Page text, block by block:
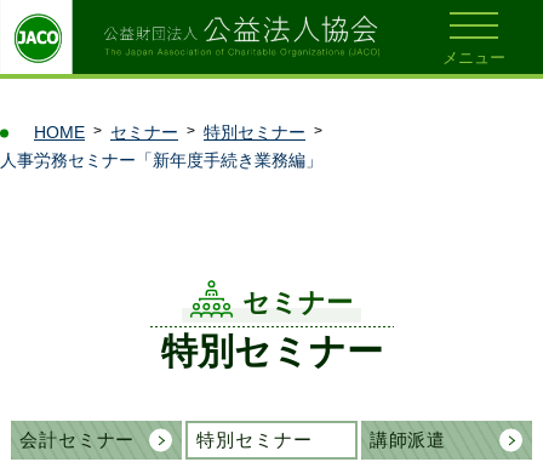
メニュー
HOME セミナー
特別セミナー
人事労務セミナー「新年度手続き業務編」
セミナー
特別セミナー
会計セミナー 特別セミナー 講師派遣